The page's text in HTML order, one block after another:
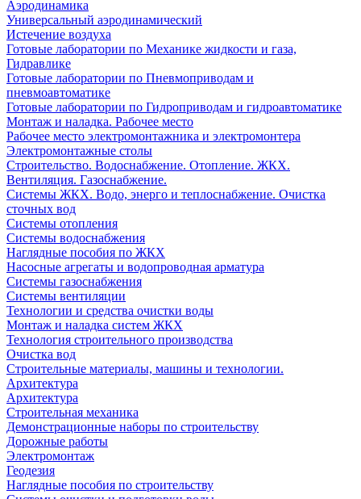
Аэродинамика
Универсальный аэродинамический
Истечение воздуха
Готовые лаборатории по Механике жидкости и газа,
Гидравлике
Готовые лаборатории по Пневмоприводам и
пневмоавтоматике
Готовые лаборатории по Гидроприводам и гидроавтоматике
Монтаж и наладка. Рабочее место
Рабочее место электромонтажника и электромонтера
Электромонтажные столы
Строительство. Водоснабжение. Отопление. ЖКХ.
Вентиляция. Газоснабжение.
Системы ЖКХ. Водо, энерго и теплоснабжение. Очистка
сточных вод
Системы отопления
Системы водоснабжения
Наглядные пособия по ЖКХ
Насосные агрегаты и водопроводная арматура
Системы газоснабжения
Системы вентиляции
Технологии и средства очистки воды
Монтаж и наладка систем ЖКХ
Технология строительного производства
Очистка вод
Строительные материалы, машины и технологии.
Архитектура
Архитектура
Cтроительная механика
Демонстрационные наборы по строительству
Дорожные работы
Электромонтаж
Геодезия
Наглядные пособия по строительству